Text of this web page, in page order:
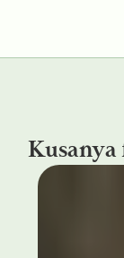
Kusanya